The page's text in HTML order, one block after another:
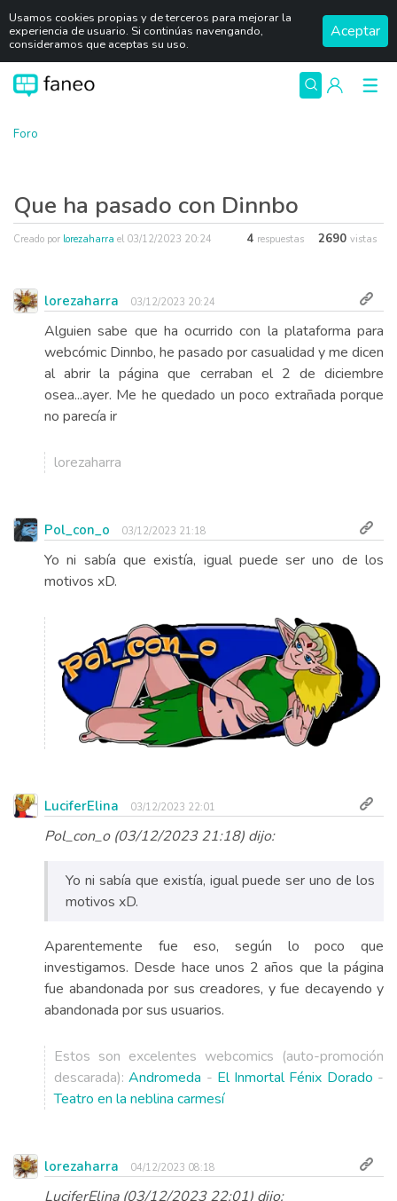
Usamos cookies propias y de terceros para mejorar la
experiencia de usuario. Si continúas navengando,
consideramos que aceptas su uso.
Aceptar
Foro
Que ha pasado con Dinnbo
Creado por lorezaharra el 03/12/2023 20:24 4 respuestas 2690 vistas
lorezaharra 03/12/2023 20:24
Alguien sabe que ha ocurrido con la plataforma para
webcómic Dinnbo, he pasado por casualidad y me dicen
al abrir la página que cerraban el 2 de diciembre
osea...ayer. Me he quedado un poco extrañada porque
no parecía ir
lorezaharra
Pol_con_o 03/12/2023 21:18
Yo ni sabía que existía, igual puede ser uno de los
motivos xD.
LuciferElina 03/12/2023 22:01
Pol_con_o (03/12/2023 21:18) dijo:
Yo ni sabía que existía, igual puede ser uno de los
motivos xD.
Aparentemente fue eso, según lo poco que
investigamos. Desde hace unos 2 años que la página
fue abandonada por sus creadores, y fue decayendo y
abandonada por sus usuarios.
Estos son excelentes webcomics (auto-promoción
descarada):Andromeda - El Inmortal Fénix Dorado -
Teatro en la neblina carmesí
lorezaharra 04/12/2023 08:18
LuciferElina (03/12/2023 22:01) dijo: